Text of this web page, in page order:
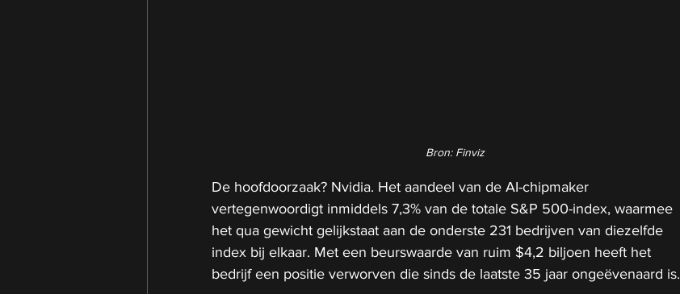
Bron: Finviz
De hoofdoorzaak? Nvidia. Het aandeel van de AI-chipmaker
vertegenwoordigt inmiddels 7,3% van de totale S&P 500-index, waarmee
het qua gewicht gelijkstaat aan de onderste 231 bedrijven van diezelfde
index bij elkaar. Met een beurswaarde van ruim $4,2 biljoen heeft het
bedrijf een positie verworven die sinds de laatste 35 jaar ongeëvenaard is.